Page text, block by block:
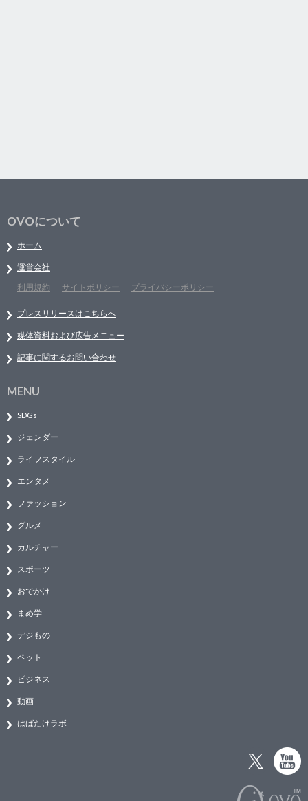
OVOについて
ホーム
運営会社
利用規約
サイトポリシー プライバシーポリシー
プレスリリースはこちらへ
媒体資料および広告メニュー
記事に関するお問い合わせ
MENU
SDGs
ジェンダー
ライフスタイル
エンタメ
ファッション
グルメ
カルチャー
スポーツ
おでかけ
まめ学
デジもの
ペット
ビジネス
動画
はばたけラボ